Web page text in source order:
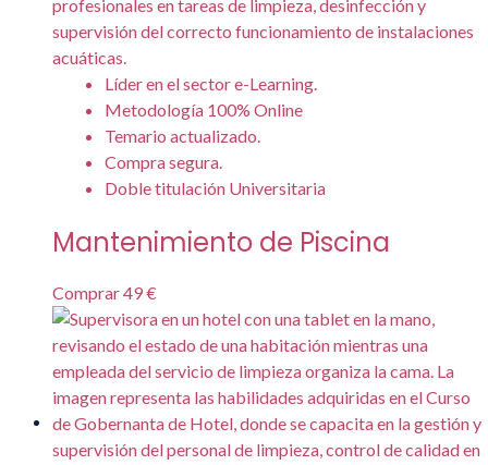
Líder en el sector e-Learning.
Metodología 100% Online
Temario actualizado.
Compra segura.
Doble titulación Universitaria
Mantenimiento de Piscina
Comprar49 €